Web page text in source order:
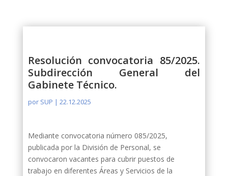
Resolución convocatoria 85/2025.
Subdirección General del
Gabinete Técnico.
por SUP | 22.12.2025
Mediante convocatoria número 085/2025,
publicada por la División de Personal, se
convocaron vacantes para cubrir puestos de
trabajo en diferentes Áreas y Servicios de la